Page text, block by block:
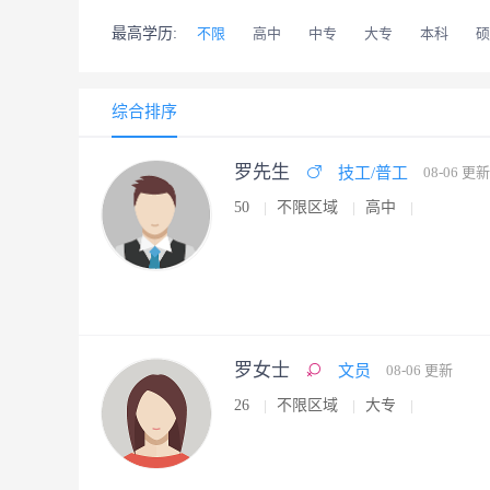
最高学历: 不限 高中 中专 大专 本科
综合排序
罗先生 技工/普工 08-06 更新
50 不限区域 高中
罗女士 文员 08-06 更新
26 不限区域 大专